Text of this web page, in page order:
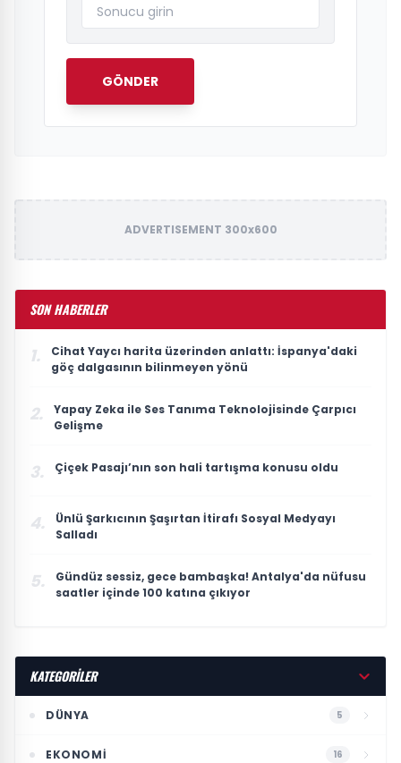
GÖNDER
ADVERTISEMENT 300x600
SON HABERLER
1.
Cihat Yaycı harita üzerinden anlattı: İspanya'daki
göç dalgasının bilinmeyen yönü
2.
Yapay Zeka ile Ses Tanıma Teknolojisinde Çarpıcı
Gelişme
3. Çiçek Pasajı’nın son hali tartışma konusu oldu
4.
Ünlü Şarkıcının Şaşırtan İtirafı Sosyal Medyayı
Salladı
5.
Gündüz sessiz, gece bambaşka! Antalya'da nüfusu
saatler içinde 100 katına çıkıyor
KATEGORİLER
DÜNYA 5
EKONOMI 16